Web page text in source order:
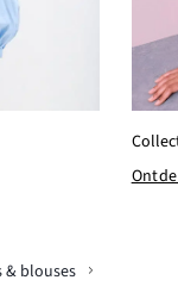
& blouses